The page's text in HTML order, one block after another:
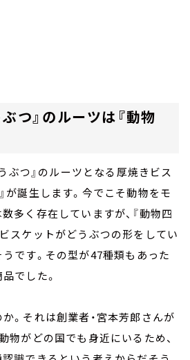
つ』のルーツは『動物
ぶつ』のルーツとなる厚焼きビス
が誕生します。今でこそ動物をモ
多く存在していますが、『動物四
スケットがどうぶつの形をしてい
です。その型が47種類もあった
品でした。
。それは創業者・宮本芳郎さんが
物がどの国でも身近にいるため、